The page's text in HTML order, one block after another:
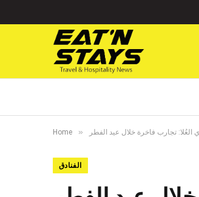
Home » العُلا: تجارب فاخرة خلال عيد الفطر
الفنادق